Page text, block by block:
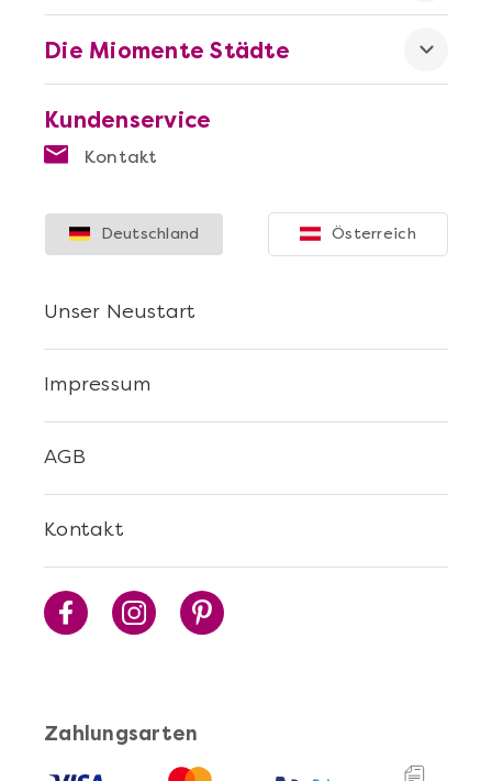
Kundenservice
Kontakt
Die Miomente Städte
Zahlungsarten
Kontakt
AGB
Impressum
Unser Neustart
Deutschland Österreich